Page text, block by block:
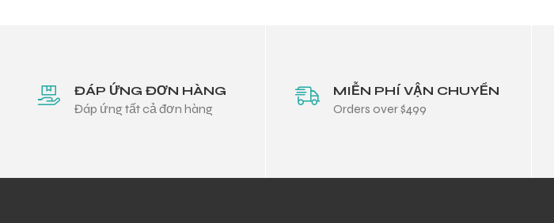
ĐÁP ỨNG ĐƠN HÀNG
Đáp ứng tất cả đơn hàng
MIỄN PHÍ VẬN CHUYỂN
Orders over $499